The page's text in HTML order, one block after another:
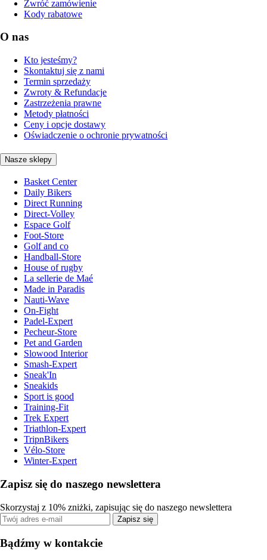
Zwróć zamówienie
Kody rabatowe
O nas
Kto jesteśmy?
Skontaktuj się z nami
Termin sprzedaży
Zwroty & Refundacje
Zastrzeżenia prawne
Metody płatności
Ceny i opcje dostawy
Oświadczenie o ochronie prywatności
Nasze sklepy
Basket Center
Daily Bikers
Direct Running
Direct-Volley
Espace Golf
Foot-Store
Golf and co
Handball-Store
House of rugby
La sellerie de Maé
Made in Paradis
Nauti-Wave
On-Fight
Padel-Expert
Pecheur-Store
Pet and Garden
Slowood Interior
Smash-Expert
Sneak'In
Sneakids
Sport is good
Training-Fit
Trek Expert
Triathlon-Expert
TripnBikers
Vélo-Store
Winter-Expert
Zapisz się do naszego newslettera
Skorzystaj z 10% zniżki, zapisując się do naszego newslettera
Zapisz się
Bądźmy w kontakcie